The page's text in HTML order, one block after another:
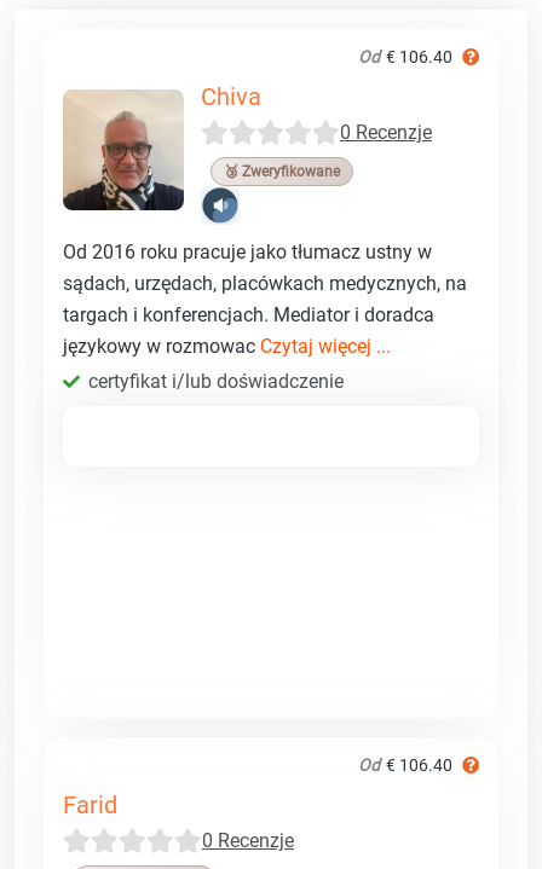
Od € 106.40
Chiva
0 Recenzje
🥉 Zweryfikowane
Od 2016 roku pracuje jako tłumacz ustny w
sądach, urzędach, placówkach medycznych, na
targach i konferencjach. Mediator i doradca
językowy w rozmowac Czytaj więcej ...
certyfikat i/lub doświadczenie
Od € 106.40
Farid
0 Recenzje